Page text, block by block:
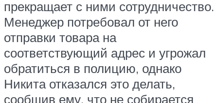
прекращает с ними сотрудничество.
Менеджер потребовал от него
отправки товара на
соответствующий адрес и угрожал
обратиться в полицию, однако
Никита отказался это делать,
сообщив ему, что не собирается